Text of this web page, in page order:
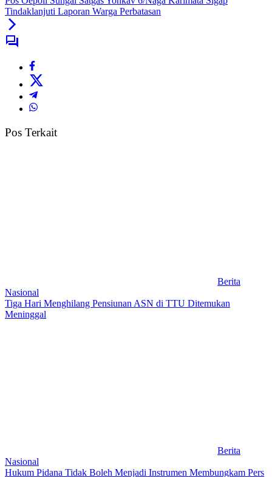
Tindaklanjuti Laporan Warga Perbatasan
Pos Terkait
Berita
Nasional
Tiga Hari Menghilang Pensiunan ASN di TTU Ditemukan
Meninggal
Berita
Nasional
Hukum Pidana Tidak Boleh Menjadi Instrumen Membungkam Pers